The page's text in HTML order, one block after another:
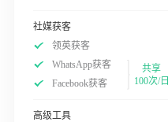
社媒获客
领英获客
WhatsApp获客
Facebook获客
共享
100次/日
高级工具